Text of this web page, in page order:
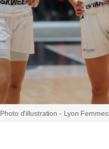
Photo d'illustration - Lyon Femmes